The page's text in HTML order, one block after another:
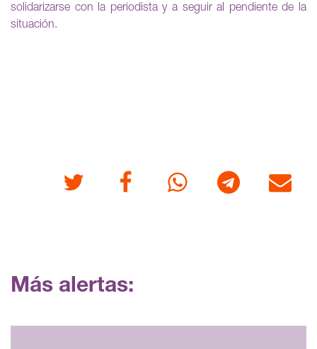
solidarizarse con la periodista y a seguir al pendiente de la
situación.
Twitter FacebookWhatsappTelegram Correo
Más alertas: